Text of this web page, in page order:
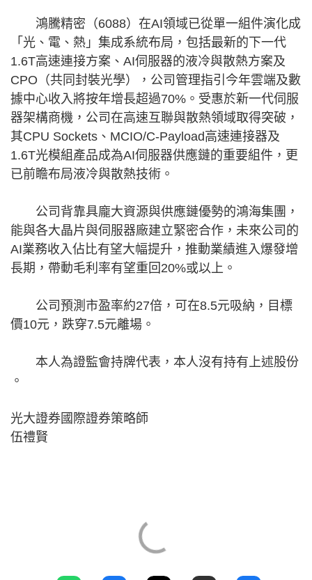
鴻騰精密（6088）在AI領域已從單一組件演化成
「光、電、熱」集成系統布局，包括最新的下一代
1.6T高速連接方案、AI伺服器的液冷與散熱方案及
CPO（共同封裝光學），公司管理指引今年雲端及數
據中心收入將按年增長超過70%。受惠於新一代伺服
器架構商機，公司在高速互聯與散熱領域取得突破，
其CPU Sockets、MCIO/C-Payload高速連接器及
1.6T光模組產品成為AI伺服器供應鏈的重要組件，更
已前瞻布局液冷與散熱技術。
公司背靠具龐大資源與供應鏈優勢的鴻海集團，
能與各大晶片與伺服器廠建立緊密合作，未來公司的
AI業務收入佔比有望大幅提升，推動業績進入爆發增
長期，帶動毛利率有望重回20%或以上。
公司預測市盈率約27倍，可在8.5元吸納，目標
價10元，跌穿7.5元離場。
本人為證監會持牌代表，本人沒有持有上述股份​​
。
光大證券國際證券策略師
伍禮賢